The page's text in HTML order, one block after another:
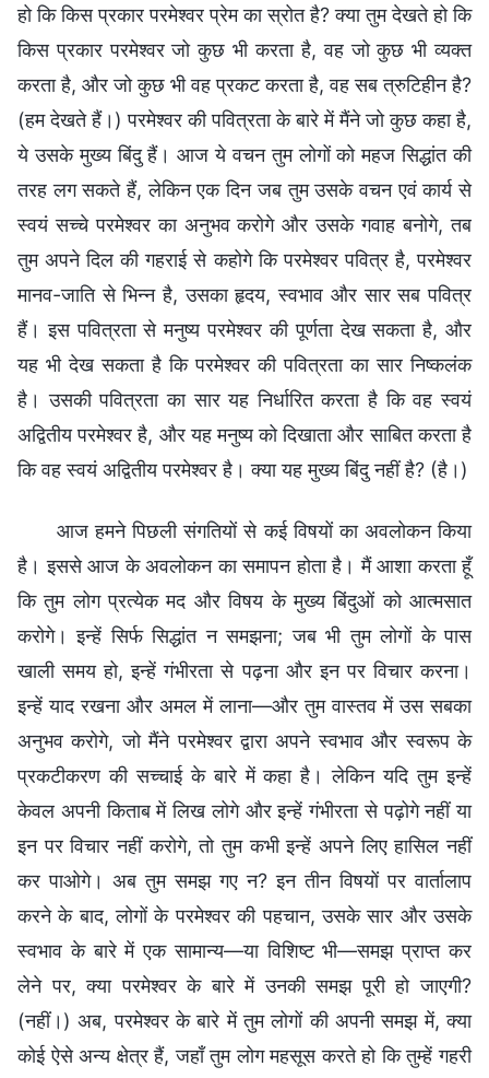
हो कि किस प्रकार परमेश्वर प्रेम का स्रोत है? क्या तुम देखते हो कि
किस प्रकार परमेश्वर जो कुछ भी करता है, वह जो कुछ भी व्यक्त
करता है, और जो कुछ भी वह प्रकट करता है, वह सब त्रुटिहीन है?
(हम देखते हैं।) परमेश्वर की पवित्रता के बारे में मैंने जो कुछ कहा है,
ये उसके मुख्य बिंदु हैं। आज ये वचन तुम लोगों को महज सिद्धांत की
तरह लग सकते हैं, लेकिन एक दिन जब तुम उसके वचन एवं कार्य से
स्वयं सच्चे परमेश्वर का अनुभव करोगे और उसके गवाह बनोगे, तब
तुम अपने दिल की गहराई से कहोगे कि परमेश्वर पवित्र है, परमेश्वर
मानव-जाति से भिन्न है, उसका हृदय, स्वभाव और सार सब पवित्र
हैं। इस पवित्रता से मनुष्य परमेश्वर की पूर्णता देख सकता है, और
यह भी देख सकता है कि परमेश्वर की पवित्रता का सार निष्कलंक
है। उसकी पवित्रता का सार यह निर्धारित करता है कि वह स्वयं
अद्वितीय परमेश्वर है, और यह मनुष्य को दिखाता और साबित करता है
कि वह स्वयं अद्वितीय परमेश्वर है। क्या यह मुख्य बिंदु नहीं है? (है।)
आज हमने पिछली संगतियों से कई विषयों का अवलोकन किया
है। इससे आज के अवलोकन का समापन होता है। मैं आशा करता हूँ
कि तुम लोग प्रत्येक मद और विषय के मुख्य बिंदुओं को आत्मसात
करोगे। इन्हें सिर्फ सिद्धांत न समझना; जब भी तुम लोगों के पास
खाली समय हो, इन्हें गंभीरता से पढ़ना और इन पर विचार करना।
इन्हें याद रखना और अमल में लाना—और तुम वास्तव में उस सबका
अनुभव करोगे, जो मैंने परमेश्वर द्वारा अपने स्वभाव और स्वरूप के
प्रकटीकरण की सच्चाई के बारे में कहा है। लेकिन यदि तुम इन्हें
केवल अपनी किताब में लिख लोगे और इन्हें गंभीरता से पढ़ोगे नहीं या
इन पर विचार नहीं करोगे, तो तुम कभी इन्हें अपने लिए हासिल नहीं
कर पाओगे। अब तुम समझ गए न? इन तीन विषयों पर वार्तालाप
करने के बाद, लोगों के परमेश्वर की पहचान, उसके सार और उसके
स्वभाव के बारे में एक सामान्य—या विशिष्ट भी—समझ प्राप्त कर
लेने पर, क्या परमेश्वर के बारे में उनकी समझ पूरी हो जाएगी?
(नहीं।) अब, परमेश्वर के बारे में तुम लोगों की अपनी समझ में, क्या
कोई ऐसे अन्य क्षेत्र हैं, जहाँ तुम लोग महसूस करते हो कि तुम्हें गहरी